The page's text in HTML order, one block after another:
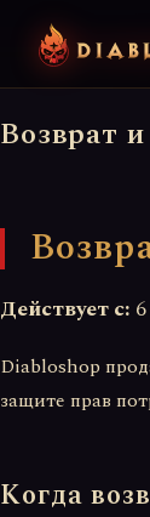
Возврат
Действует с:
Diabloshop
защите прав
Когда